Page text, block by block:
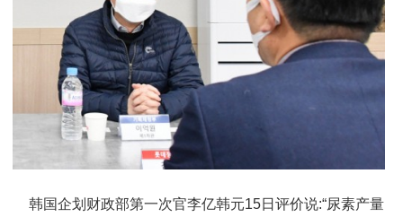
韩国企划财政部第一次官李亿韩元15日评价说:“尿素产量